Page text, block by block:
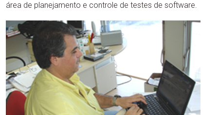
área de planejamento e controle de testes de software.